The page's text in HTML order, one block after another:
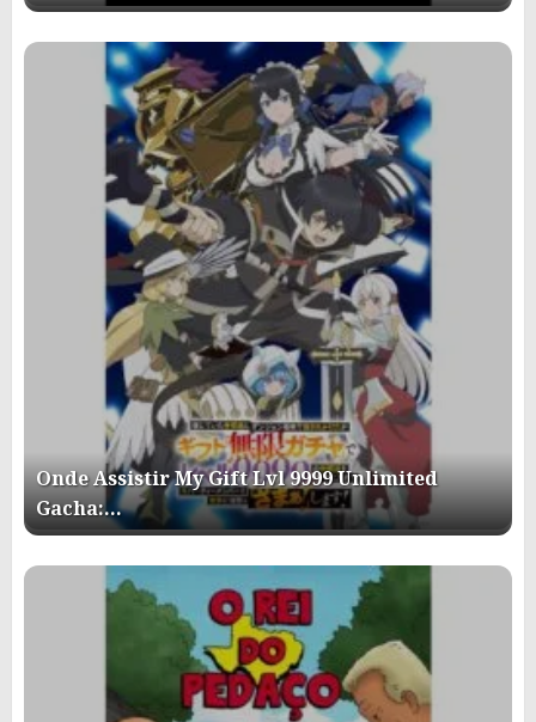
Onde Assistir My Gift Lvl 9999 Unlimited
Gacha:…